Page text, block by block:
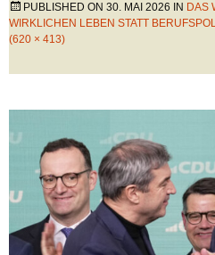
PUBLISHED ON 30. MAI 2026 IN DAS
WIRKLICHEN LEBEN STATT
(620 × 413)